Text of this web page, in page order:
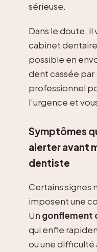
sérieuse.
Dans le doute, il
cabinet
possible en
dent cassée par
professionnel
l’urgence et
Symptômes
alerter avant
dentiste
Certains signes
imposent une
Un gonflement
qui enfle
ou une difficulté